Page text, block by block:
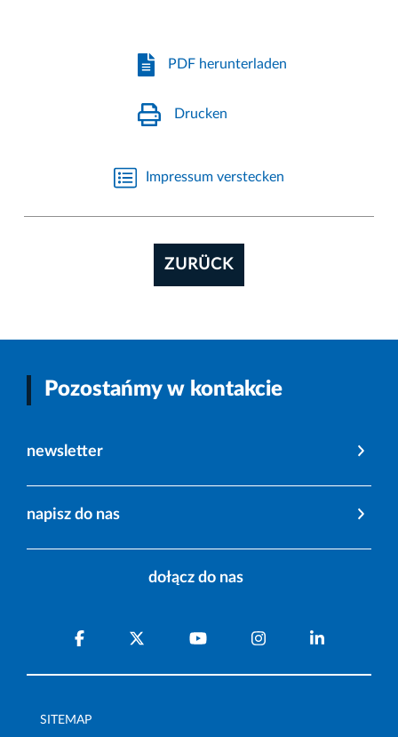
PDF herunterladen
Drucken
Impressum verstecken
ZURÜCK
Pozostańmy w kontakcie
newsletter
napisz do nas
dołącz do nas
SITEMAP